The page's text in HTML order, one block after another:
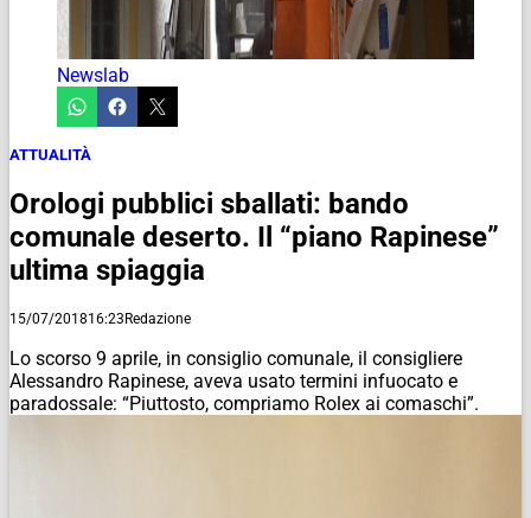
Newslab
ATTUALITÀ
Orologi pubblici sballati: bando
comunale deserto. Il “piano Rapinese”
ultima spiaggia
15/07/201816:23Redazione
Lo scorso 9 aprile, in consiglio comunale, il consigliere
Alessandro Rapinese, aveva usato termini infuocato e
paradossale: “Piuttosto, compriamo Rolex ai comaschi”.